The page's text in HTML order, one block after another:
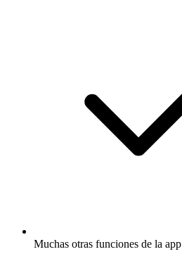
Muchas otras funciones de la app